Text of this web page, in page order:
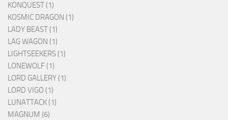
KONQUEST (1)
KOSMIC DRAGON (1)
LADY BEAST (1)
LAG WAGON (1)
LIGHTSEEKERS (1)
LONEWOLF (1)
LORD GALLERY (1)
LORD VIGO (1)
LUNATTACK (1)
MAGNUM (6)